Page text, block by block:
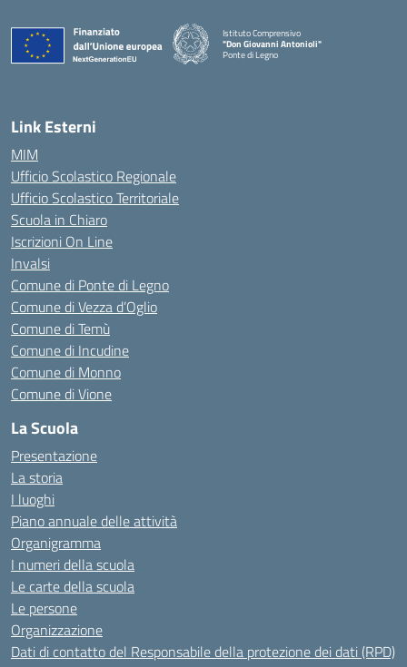
Istituto Comprensivo
"Don Giovanni Antonioli"
Ponte di Legno
— Visita la pagina iniziale della scuola
Link Esterni
MIM
Ufficio Scolastico Regionale
Ufficio Scolastico Territoriale
Scuola in Chiaro
Iscrizioni On Line
Invalsi
Comune di Ponte di Legno
Comune di Vezza d’Oglio
Comune di Temù
Comune di Incudine
Comune di Monno
Comune di Vione
La Scuola
Presentazione
La storia
I luoghi
Piano annuale delle attività
Organigramma
I numeri della scuola
Le carte della scuola
Le persone
Organizzazione
Dati di contatto del Responsabile della protezione dei dati (RPD)